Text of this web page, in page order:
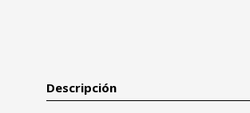
Descripción